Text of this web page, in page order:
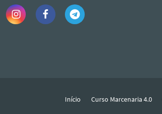
Início Curso Marcenaria 4.0